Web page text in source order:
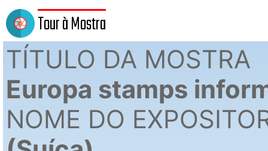
Tour à Mostra
TÍTULO DA MOSTRA
Europa stamps
NOME DO